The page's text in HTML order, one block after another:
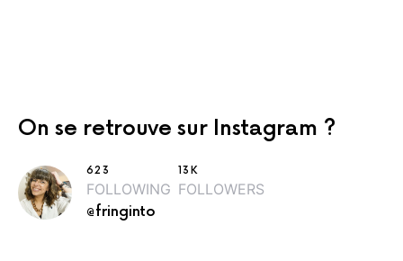
On se retrouve sur Instagram ?
623
FOLLOWING
13K
FOLLOWERS
@fringinto